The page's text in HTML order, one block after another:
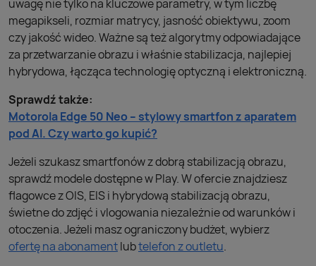
uwagę nie tylko na kluczowe parametry, w tym liczbę
megapikseli, rozmiar matrycy, jasność obiektywu, zoom
czy jakość wideo. Ważne są też algorytmy odpowiadające
za przetwarzanie obrazu i właśnie stabilizacja, najlepiej
hybrydowa, łącząca technologię optyczną i elektroniczną.
Sprawdź także:
Motorola Edge 50 Neo – stylowy smartfon z aparatem
pod AI. Czy warto go kupić?
Jeżeli szukasz smartfonów z dobrą stabilizacją obrazu,
sprawdź modele dostępne w Play. W ofercie znajdziesz
flagowce z OIS, EIS i hybrydową stabilizacją obrazu,
świetne do zdjęć i vlogowania niezależnie od warunków i
otoczenia. Jeżeli masz ograniczony budżet, wybierz
ofertę na abonamentlubtelefon z outletu.